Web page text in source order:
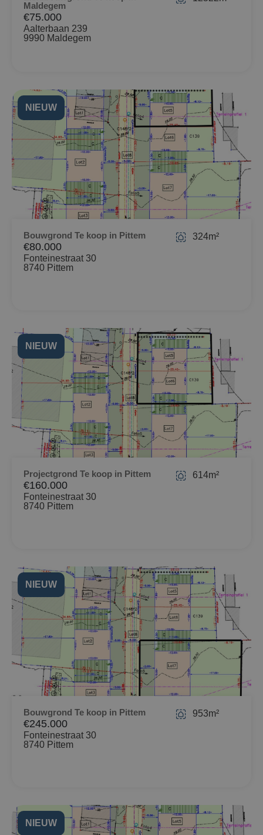
Maldegem
€75.000
Aalterbaan 239
9990 Maldegem
NIEUW
Bouwgrond Te koop in Pittem
€80.000
Fonteinestraat 30
8740 Pittem
324m²
NIEUW
Projectgrond Te koop in Pittem
€160.000
Fonteinestraat 30
8740 Pittem
614m²
NIEUW
Bouwgrond Te koop in Pittem
€245.000
Fonteinestraat 30
8740 Pittem
953m²
NIEUW